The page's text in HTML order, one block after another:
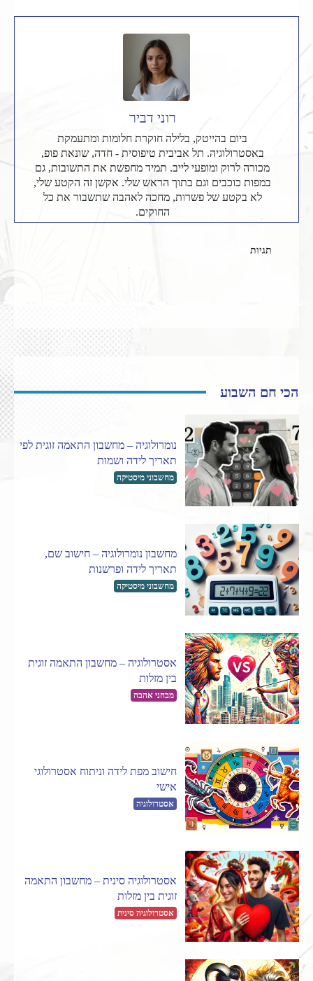
הכי חם השבוע
נומרולוגיה – מחשבון התאמה זוגית לפי
תאריך לידה ושמות
מחשבוני מיסטיקה
מחשבון נומרולוגיה – חישוב שם,
תאריך לידה ופרשנות
מחשבוני מיסטיקה
אסטרולוגיה – מחשבון התאמה זוגית
בין מזלות
מבחני אהבה
חישוב מפת לידה וניתוח אסטרולוגי
אישי
אסטרולוגיה
אסטרולוגיה סינית – מחשבון התאמה
זוגית בין מזלות
אסטרולוגיה סינית
רוני דביר
ביום בהייטק, בלילה חוקרת חלומות ומתעמקת
באסטרולוגיה. תל אביבית טיפוסית - חדה, שונאת פופ,
מכורה לרוק ומופעי לייב. תמיד מחפשת את התשובות, גם
במפות כוכבים וגם בתוך הראש שלי. אקשן זה הקטע שלי,
לא בקטע של פשרות, מחכה לאהבה שתשבור את כל
החוקים.
תגיות